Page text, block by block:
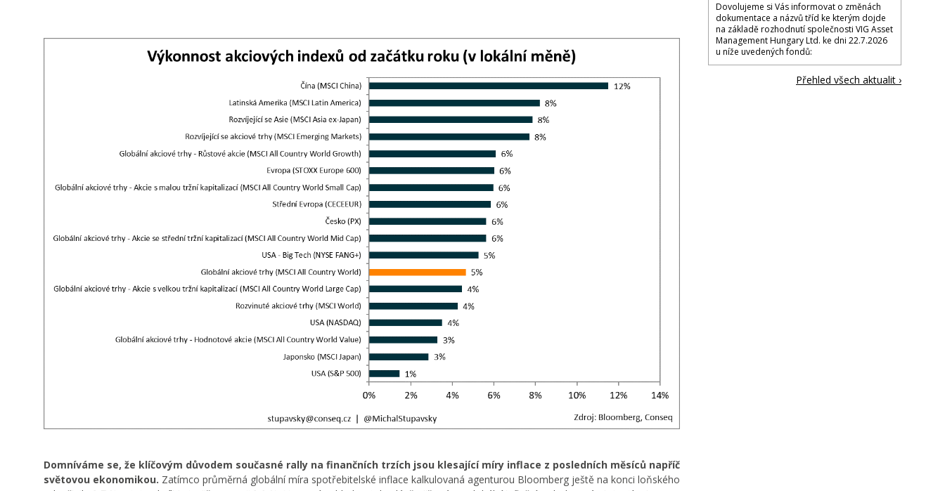
Domníváme se, že klíčovým důvodem současné rally na finančních trzích jsou klesající míry inflace z posledních měsíců napříč
světovou ekonomikou. Zatímco průměrná globální míra spotřebitelské inflace kalkulovaná agenturou Bloomberg ještě na konci loňského
Dovolujeme si Vás informovat o změnách
dokumentace a názvů tříd ke kterým dojde
na základě rozhodnutí společnosti VIG Asset
Management Hungary Ltd. ke dni 22.7.2026
u níže uvedených fondů:
Přehled všech aktualit ›